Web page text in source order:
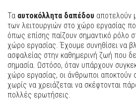
Τα αυτοκόλλητα δαπέδου αποτελούν
των λειτουργιών στο χώρο εργασίας
όπως επίσης παίζουν σημαντικό ρόλο
χώρο εργασίας. Έχουμε συνηθίσει να
ασφαλείας στην καθημερινή ζωή που
σημασία. Ωστόσο, όταν υπάρχουν
χώρο εργασίας, οι άνθρωποι αποκτούν
χωρίς να χρειάζεται να σκέφτονται
πολλές ερωτήσεις.